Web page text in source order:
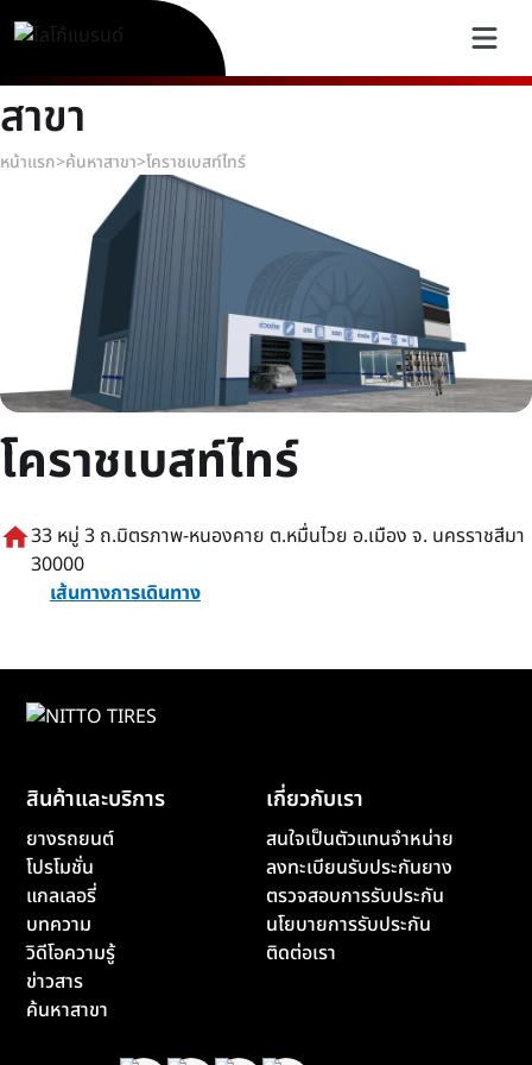
สาขา
หน้าแรก>ค้นหาสาขา>โคราชเบสท์ไทร์
โคราชเบสท์ไทร์
home33 หมู่ 3 ถ.มิตรภาพ-หนองคาย ต.หมื่นไวย อ.เมือง จ. นครราชสีมา
30000
เส้นทางการเดินทาง
สินค้าและบริการ
ยางรถยนต์
โปรโมชั่น
แกลเลอรี่
บทความ
วิดีโอความรู้
ข่าวสาร
ค้นหาสาขา
เกี่ยวกับเรา
สนใจเป็นตัวแทนจำหน่าย
ลงทะเบียนรับประกันยาง
ตรวจสอบการรับประกัน
นโยบายการรับประกัน
ติดต่อเรา